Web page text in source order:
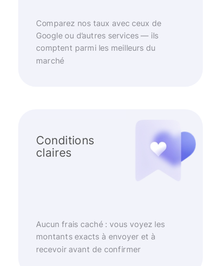
Comparez nos taux avec ceux de
Google ou d’autres services — ils
comptent parmi les meilleurs du
marché
Conditions
claires
Aucun frais caché : vous voyez les
montants exacts à envoyer et à
recevoir avant de confirmer